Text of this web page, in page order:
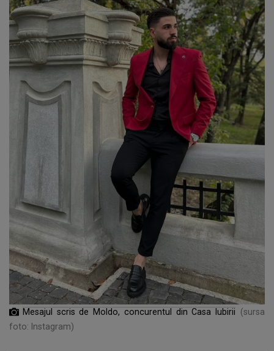
Mesajul scris de Moldo, concurentul din Casa Iubirii
(sursa
foto: Instagram)